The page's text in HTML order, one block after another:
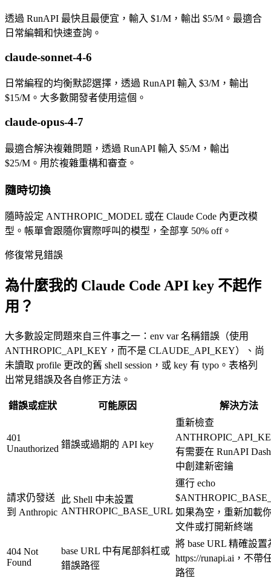
透過 RunAPI 最快且最便宜，輸入 $1/M，輸出 $5/M。最適合
日常編輯和快速查詢。
claude-sonnet-4-6
日常編程的均衡默認選擇，透過 RunAPI 輸入 $3/M，輸出
$15/M。大多數開發者使用這個。
claude-opus-4-7
最適合解決複雜問題，透過 RunAPI 輸入 $5/M，輸出
$25/M。用於複雜重構和審查。
隨時切換
隨時設定 ANTHROPIC_MODEL 或在 Claude Code 內更改模
型。帳單會跟隨你實際呼叫的模型，全部享 50% off。
修復常見錯誤
為什麼我的 Claude Code API key 不起作
用？
大多數設定問題來自三件事之一：env var 名稱錯誤（使用
ANTHROPIC_API_KEY，而不是 CLAUDE_API_KEY）、尚
未讀取 profile 更改的舊 shell session，或 key 有 typo。表格列
出常見錯誤及各自修正方法。
錯誤或症狀 可能原因 解決方法
401
Unauthorized 錯誤或過期的 API key
重新檢查
有需要在 RunAPI
中創建新密鑰
請求仍發送
到 Anthropic
此 Shell 中未設置
ANTHROPIC_BASE_URL
運行 echo
如果為空，重新加載
文件或打開新終端
404 Not
Found
base URL 中有尾部斜杠或
錯誤路徑
將 base URL 精確設置
https://runapi.ai，不帶
路徑